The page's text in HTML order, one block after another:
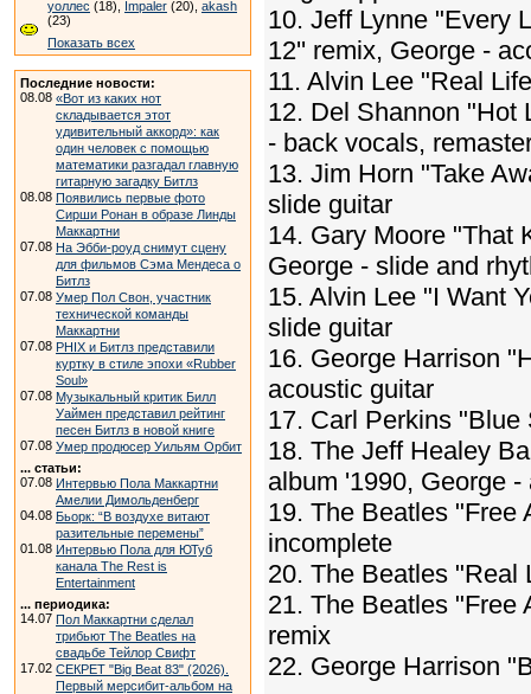
уоллес (18), Impaler (20), akash
(23)
Показать всех
Последние новости:
08.08 «Вот из каких нот
складывается этот
удивительный аккорд»: как
один человек с помощью
математики разгадал главную
гитарную загадку Битлз
08.08 Появились первые фото
Сирши Ронан в образе Линды
Маккартни
07.08 На Эбби-роуд снимут сцену
для фильмов Сэма Мендеса о
Битлз
07.08 Умер Пол Свон, участник
технической команды
Маккартни
07.08 PHIX и Битлз представили
куртку в стиле эпохи «Rubber
Soul»
07.08 Музыкальный критик Билл
Уаймен представил рейтинг
песен Битлз в новой книге
07.08 Умер продюсер Уильям Орбит
... статьи:
07.08 Интервью Пола Маккартни
Амелии Димольденберг
04.08 Бьорк: “В воздухе витают
разительные перемены”
01.08 Интервью Пола для ЮТуб
канала The Rest is
Entertainment
... периодика:
14.07 Пол Маккартни сделал
трибьют The Beatles на
свадьбе Тейлор Свифт
17.02 СЕКРЕТ "Big Beat 83" (2026).
Первый мерсибит-альбом на
10. Jeff Lynne "Every
12'' remix, George -
11. Alvin Lee "Real
12. Del Shannon "Hot
- back vocals,
13. Jim Horn "Take
slide guitar
14. Gary Moore "That
George - slide and
15. Alvin Lee "I Want
slide guitar
16. George Harrison
acoustic guitar
17. Carl Perkins
18. The Jeff Healey
album '1990, George
19. The Beatles "Free
incomplete
20. The Beatles "Real
21. The Beatles "Free
remix
22. George Harrison